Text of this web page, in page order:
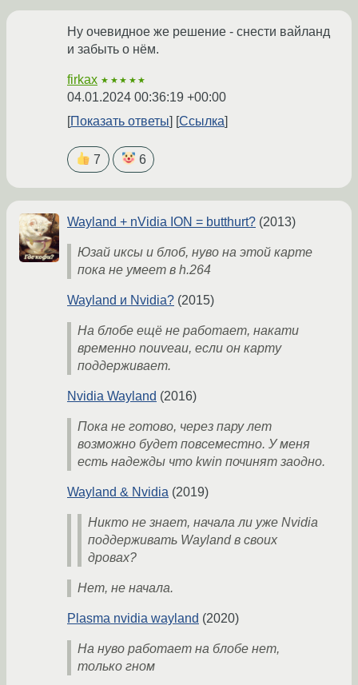
Ну очевидное же решение - снести вайланд
и забыть о нём.
firkax ★★★★★
04.01.2024 00:36:19 +00:00
Показать ответы
Ссылка
7 6
Wayland + nVidia ION = butthurt? (2013)
Юзай иксы и блоб, нуво на этой карте
пока не умеет в h.264
Wayland и Nvidia? (2015)
На блобе ещё не работает, накати
временно nouveau, если он карту
поддерживает.
Nvidia Wayland (2016)
Пока не готово, через пару лет
возможно будет повсеместно. У меня
есть надежды что kwin починят заодно.
Wayland & Nvidia (2019)
Никто не знает, начала ли уже Nvidia
поддерживать Wayland в своих
дровах?
Нет, не начала.
Plasma nvidia wayland (2020)
На нуво работает на блобе нет,
только гном